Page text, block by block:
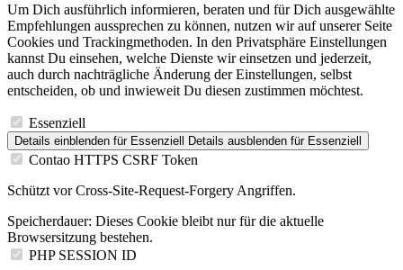
Um Dich ausführlich informieren, beraten und für Dich ausgewählte
Empfehlungen aussprechen zu können, nutzen wir auf unserer Seite
Cookies und Trackingmethoden. In den Privatsphäre Einstellungen
kannst Du einsehen, welche Dienste wir einsetzen und jederzeit,
auch durch nachträgliche Änderung der Einstellungen, selbst
entscheiden, ob und inwieweit Du diesen zustimmen möchtest.
Essenziell
Details einblenden für Essenziell Details ausblenden für Essenziell
Contao HTTPS CSRF Token
Schützt vor Cross-Site-Request-Forgery Angriffen.
Speicherdauer: Dieses Cookie bleibt nur für die aktuelle
Browsersitzung bestehen.
PHP SESSION ID